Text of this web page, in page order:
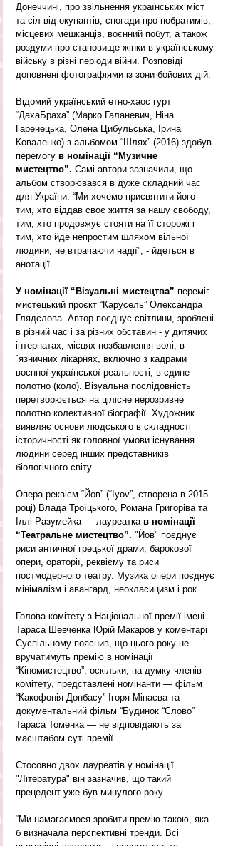
Донеччині, про звільнення українських міст
та сіл від окупантів, спогади про побратимів,
місцевих мешканців, воєнний побут, а також
роздуми про становище жінки в українському
війську в різні періоди війни. Розповіді
доповнені фотографіями із зони бойових дій.
Відомий український етно-хаос гурт
“ДахаБраха” (Марко Галаневич, Ніна
Гаренецька, Олена Цибульська, Ірина
Коваленко) з альбомом “Шлях” (2016) здобув
перемогу в номінації “Музичне
мистецтво”. Самі автори зазначили, що
альбом створювався в дуже складний час
для України. “Ми хочемо присвятити його
тим, хто віддав своє життя за нашу свободу,
тим, хто продовжує стояти на її сторожі і
тим, хто йде непростим шляхом вільної
людини, не втрачаючи надії”, - йдеться в
анотації.
У номінації “Візуальні мистецтва” переміг
мистецький проєкт “Карусель” Олександра
Глядєлова. Автор поєднує світлини, зроблені
в різний час і за різних обставин - у дитячих
інтернатах, місцях позбавлення волі, в
´язничних лікарнях, включно з кадрами
воєнної української реальності, в єдине
полотно (коло). Візуальна послідовність
перетворюється на цілісне нерозривне
полотно колективної біографії. Художник
виявляє основи людського в складності
історичності як головної умови існування
людини серед інших представників
біологічного світу.
Опера-реквієм “Йов” (“Iyov”, створена в 2015
році) Влада Троїцького, Романа Григоріва та
Іллі Разумейка — лауреатка в номінації
“Театральне мистецтво”. "Йов" поєднує
риси античної грецької драми, барокової
опери, ораторії, реквієму та риси
постмодерного театру. Музика опери поєднує
мінімалізм і авангард, неокласицизм і рок.
Голова комітету з Національної премії імені
Тараса Шевченка Юрій Макаров у коментарі
Суспільному пояснив, що цього року не
вручатимуть премію в номінації
“Кіномистецтво”, оскільки, на думку членів
комітету, представлені номінанти — фільм
“Какофонія Донбасу” Ігоря Мінаєва та
документальний фільм “Будинок “Слово”
Тараса Томенка — не відповідають за
масштабом суті премії.
Стосовно двох лауреатів у номінації
"Література" він зазначив, що такий
прецедент уже був минулого року.
“Ми намагаємося зробити премію такою, яка
б визначала перспективні тренди. Всі